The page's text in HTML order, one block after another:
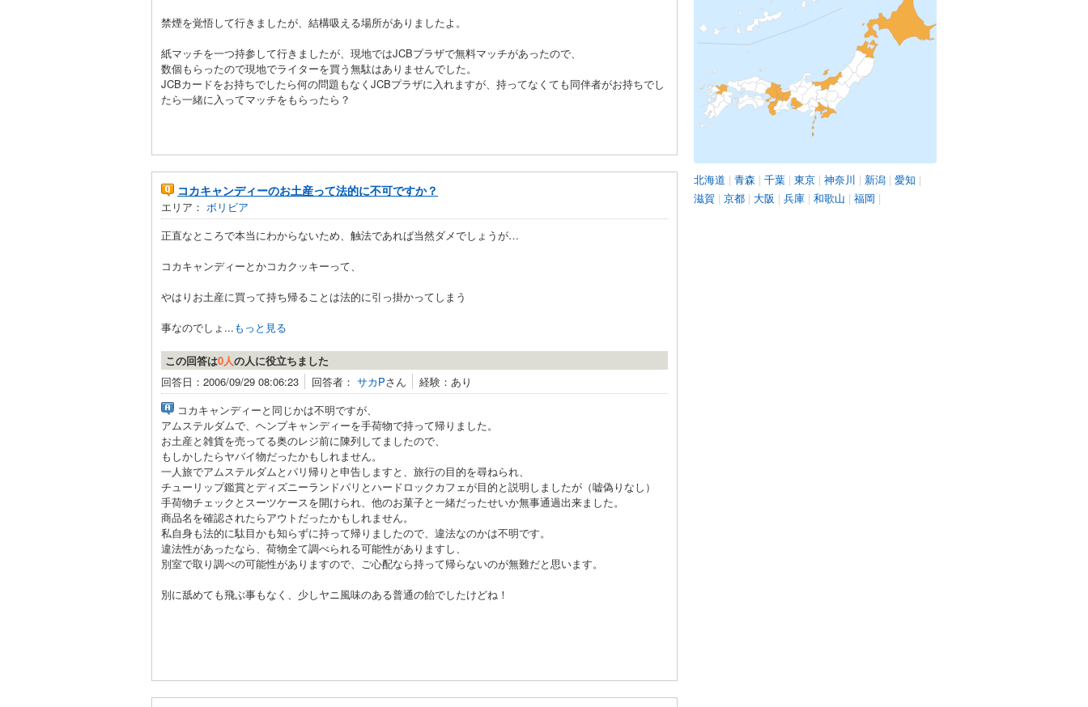
禁煙を覚悟して行きましたが、結構吸える場所がありましたよ。
紙マッチを一つ持参して行きましたが、現地ではJCBプラザで無料マッチがあったので、
数個もらったので現地でライターを買う無駄はありませんでした。
JCBカードをお持ちでしたら何の問題もなくJCBプラザに入れますが、持ってなくても同伴者がお持ちでし
たら一緒に入ってマッチをもらったら？
コカキャンディーのお土産って法的に不可ですか？
エリア： ボリビア
正直なところで本当にわからないため、触法であれば当然ダメでしょうが…
コカキャンディーとかコカクッキーって、
やはりお土産に買って持ち帰ることは法的に引っ掛かってしまう
事なのでしょ...もっと見る
この回答は0人の人に役立ちました
回答日：2006/09/29 08:06:23
回答者： サカPさん
経験：あり
コカキャンディーと同じかは不明ですが、
アムステルダムで、ヘンプキャンディーを手荷物で持って帰りました。
お土産と雑貨を売ってる奥のレジ前に陳列してましたので、
もしかしたらヤバイ物だったかもしれません。
一人旅でアムステルダムとパリ帰りと申告しますと、旅行の目的を尋ねられ、
チューリップ鑑賞とディズニーランドパリとハードロックカフェが目的と説明しましたが（嘘偽りなし）
手荷物チェックとスーツケースを開けられ、他のお菓子と一緒だったせいか無事通過出来ました。
商品名を確認されたらアウトだったかもしれません。
私自身も法的に駄目かも知らずに持って帰りましたので、違法なのかは不明です。
違法性があったなら、荷物全て調べられる可能性がありますし、
別室で取り調べの可能性がありますので、ご心配なら持って帰らないのが無難だと思います。
別に舐めても飛ぶ事もなく、少しヤニ風味のある普通の飴でしたけどね！
北海道 | 青森 | 千葉 | 東京 | 神奈川 | 新潟 | 愛知 |
滋賀 | 京都 | 大阪 | 兵庫 | 和歌山 | 福岡 |